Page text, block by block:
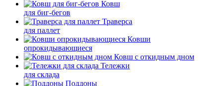
Ковш
для биг-бегов
Траверса
для паллет
Ковши
опрокидывающиеся
Ковш с откидным дном
Тележки
для склада
Поддоны